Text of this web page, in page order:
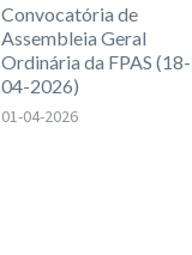
Convocatória de
Assembleia Geral
Ordinária da FPAS (18-
04-2026)
01-04-2026